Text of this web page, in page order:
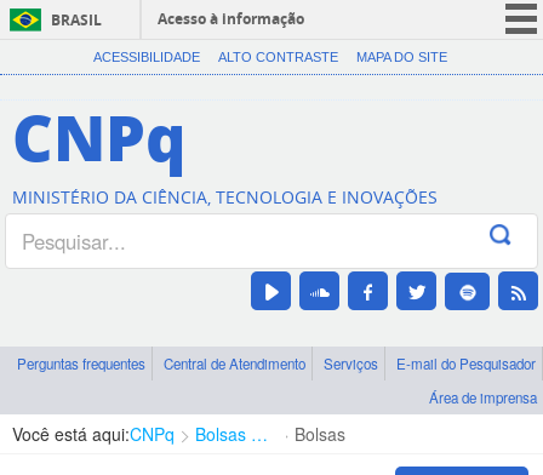
BRASIL
Acesso à informação
CORONAVÍRUS (COVID-19)
Canais
ACESSIBILIDADE ALTO CONTRASTE MAPA DO SITE
CNPq
MINISTÉRIO DA CIÊNCIA, TECNOLOGIA E INOVAÇÕES
Perguntas frequentes Central de Atendimento Serviços
E-mail do Pesquisador
Área de imprensa
Você está aqui:CNPq Bolsas e Auxílios Vigentes Bolsas